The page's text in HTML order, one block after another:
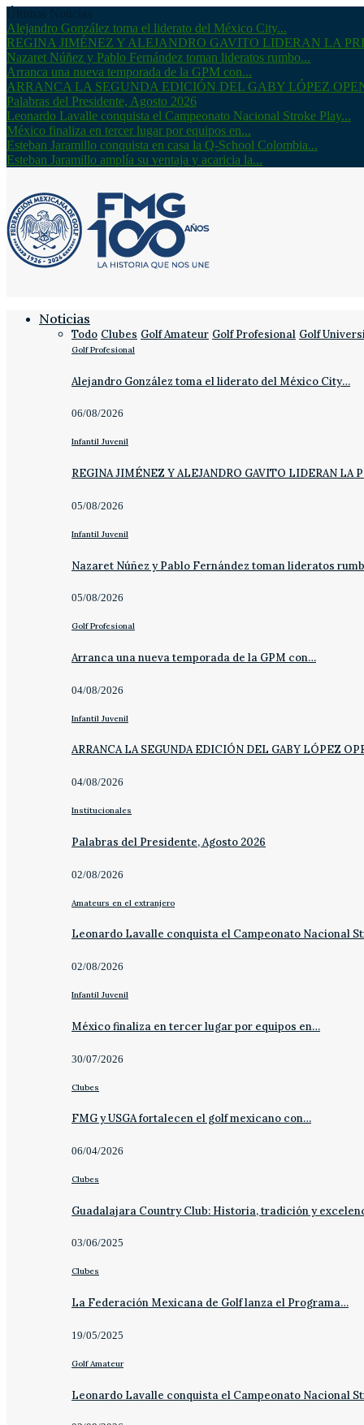
Alejandro González toma el liderato del México City...
REGINA JIMÉNEZ Y ALEJANDRO GAVITO LIDERAN LA
Nazaret Núñez y Pablo Fernández toman lideratos rumbo...
Arranca una nueva temporada de la GPM con...
ARRANCA LA SEGUNDA EDICIÓN DEL GABY LÓPEZ
Palabras del Presidente, Agosto 2026
Leonardo Lavalle conquista el Campeonato Nacional Stroke Play...
México finaliza en tercer lugar por equipos en...
Esteban Jaramillo conquista en casa la Q-School Colombia...
Esteban Jaramillo amplía su ventaja y acaricia la...
Noticias
Todo Clubes Golf Amateur Golf Profesional Golf
Golf Profesional
Alejandro González toma el liderato del México City…
06/08/2026
Infantil Juvenil
REGINA JIMÉNEZ Y ALEJANDRO GAVITO LIDERAN LA
05/08/2026
Infantil Juvenil
Nazaret Núñez y Pablo Fernández toman lideratos
05/08/2026
Golf Profesional
Arranca una nueva temporada de la GPM con…
04/08/2026
Infantil Juvenil
ARRANCA LA SEGUNDA EDICIÓN DEL GABY LÓPEZ
04/08/2026
Institucionales
Palabras del Presidente, Agosto 2026
02/08/2026
Amateurs en el extranjero
Leonardo Lavalle conquista el Campeonato Nacional
02/08/2026
Infantil Juvenil
México finaliza en tercer lugar por equipos en…
30/07/2026
Clubes
FMG y USGA fortalecen el golf mexicano con…
06/04/2026
Clubes
Guadalajara Country Club: Historia, tradición y
03/06/2025
Clubes
La Federación Mexicana de Golf lanza el Programa…
19/05/2025
Golf Amateur
Leonardo Lavalle conquista el Campeonato Nacional